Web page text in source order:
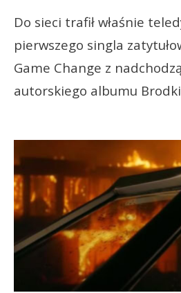
Do sieci trafił właśnie
pierwszego singla
Game Change z
autorskiego albumu